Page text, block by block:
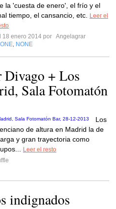
la 'cuesta de enero', el frío y el
tiempo, el cansancio, etc.
Leer el
18 enero 2014 por Angelagrar
NONE
+ Los
Sala Fotomatón
Los
de altura en Madrid la de
y gran trayectoria como
Leer el resto
indignados